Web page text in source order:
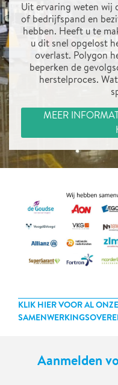
Uit ervaring weten wij
of bedrijfspand en
hebben. Heeft u te
u dit snel opgelost
overlast. Polygon
beperken de
herstelproces.
MEER
KLIK HIER VOOR AL ONZE
Aanmelden